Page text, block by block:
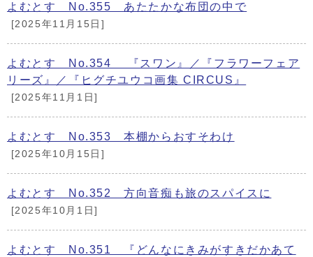
よむとす No.355 あたたかな布団の中で
[2025年11月15日]
よむとす No.354 『スワン』／『フラワーフェア
リーズ』／『ヒグチユウコ画集 CIRCUS』
[2025年11月1日]
よむとす No.353 本棚からおすそわけ
[2025年10月15日]
よむとす No.352 方向音痴も旅のスパイスに
[2025年10月1日]
よむとす No.351 『どんなにきみがすきだかあて